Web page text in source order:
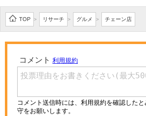
TOP > リサーチ > グルメ > チェーン店